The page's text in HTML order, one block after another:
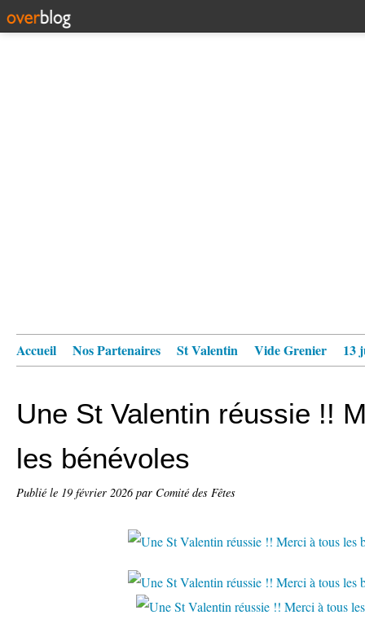
Accueil Nos Partenaires St Valentin Vide Grenier 13
Une St Valentin réussie !!
les bénévoles
Publié le 19 février 2026par Comité des Fêtes